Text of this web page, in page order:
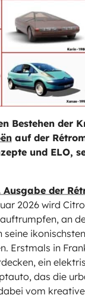
Bestehen der
auf der
und ELO,
Ausgabe der
2026 wird
an
seine
Erstmals in
ein
das die
vom